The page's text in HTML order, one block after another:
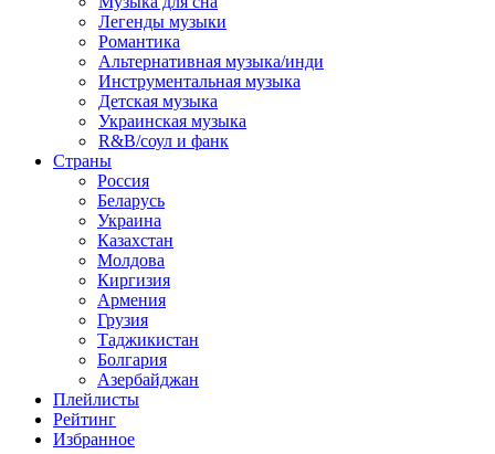
Легенды музыки
Романтика
Альтернативная музыка/инди
Инструментальная музыка
Детская музыка
Украинская музыка
R&B/cоул и фанк
Страны
Россия
Беларусь
Украина
Казахстан
Молдова
Киргизия
Армения
Грузия
Таджикистан
Болгария
Азербайджан
Плейлисты
Рейтинг
Избранное